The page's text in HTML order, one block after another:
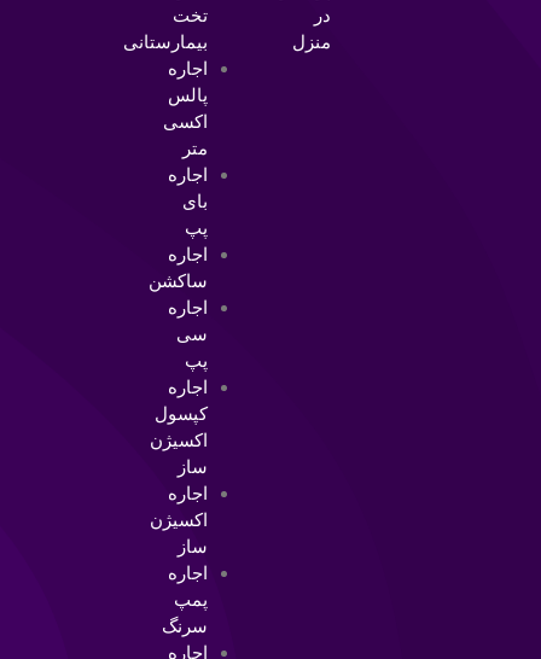
در
منزل
تخت
بیمارستانی
اجاره
پالس
اکسی
متر
اجاره
بای
پپ
اجاره
ساکشن
اجاره
سی
پپ
اجاره
کپسول
اکسیژن
ساز
اجاره
اکسیژن
ساز
اجاره
پمپ
سرنگ
اجاره